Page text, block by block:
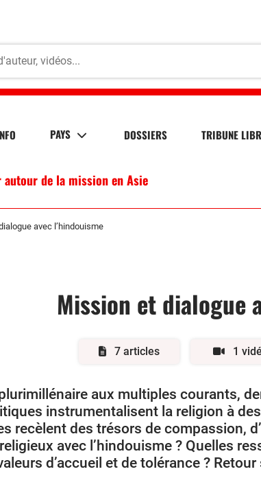
PAYS DOSSIERS TRIBUNE
de la mission en Asie
avec l’hindouisme
Mission et dialogue
7 articles 1
aux multiples courants,
instrumentalisent la religion à
recèlent des trésors de compassion,
avec l’hindouisme ? Quelles
d’accueil et de tolérance ?